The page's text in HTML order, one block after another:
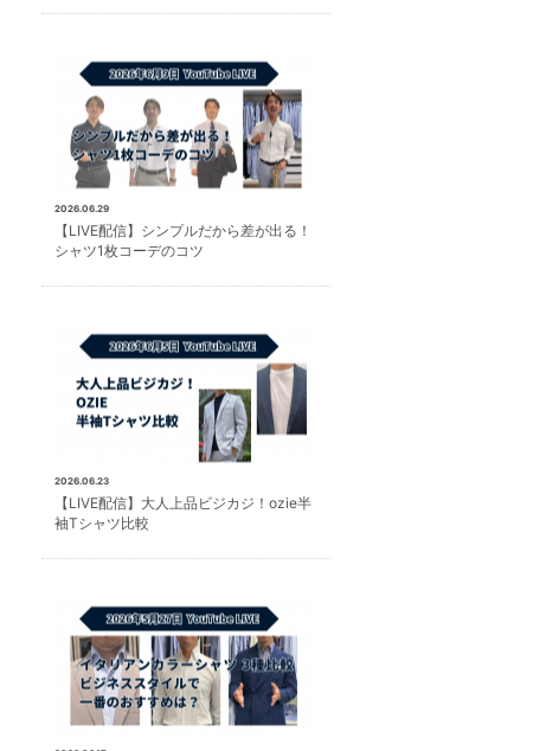
2026.06.29
【LIVE配信】シンプルだから差が出る！
シャツ1枚コーデのコツ
2026.06.23
【LIVE配信】大人上品ビジカジ！ozie半
袖Tシャツ比較